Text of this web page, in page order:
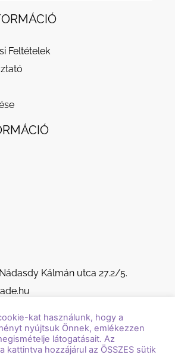
Feltételek
Kálmán utca 27.2/5.
kat használunk, hogy a
nyújtsuk Önnek, emlékezzen
látogatásait. Az
kattintva hozzájárul az ÖSSZES sütik